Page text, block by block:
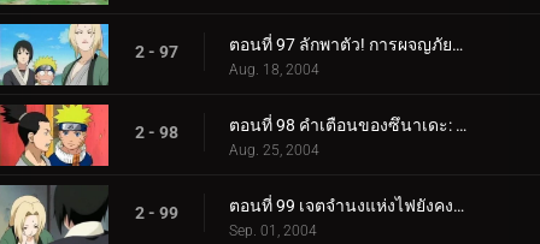
2 - 97 ตอนที่ 97 ลักพาตัว! การผจญภัยในบ่อน้ำพุร้อนของนารูโตะ!
Aug. 18, 2004
2 - 98 ตอนที่ 98 คำเตือนของซึนาเดะ: หมดนินจาแล้ว!
Aug. 25, 2004
2 - 99 ตอนที่ 99 เจตจำนงแห่งไฟยังคงเผาไหม้!
Sep. 01, 2004